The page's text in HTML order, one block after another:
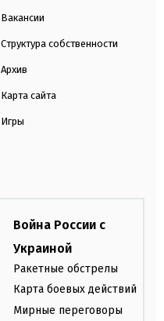
Вакансии
Структура собственности
Архив
Карта сайта
Игры
Война России с
Украиной
Ракетные обстрелы
Карта боевых действий
Мирные переговоры